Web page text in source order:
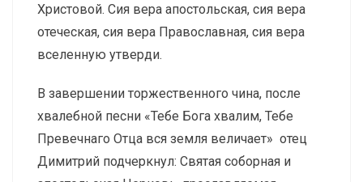
Христовой. Сия вера апостольская, сия вера
отеческая, сия вера Православная, сия вера
вселенную утверди.
В завершении торжественного чина, после
хвалебной песни «Тебе Бога хвалим, Тебе
Превечнаго Отца вся земля величает» отец
Димитрий подчеркнул: Святая соборная и